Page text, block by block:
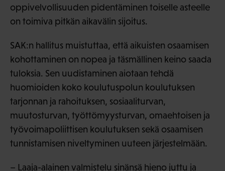
oppivelvollisuuden pidentäminen toiselle asteelle
on toimiva pitkän aikavälin sijoitus.
SAK:n hallitus muistuttaa, että aikuisten osaamisen
kohottaminen on nopea ja täsmällinen keino saada
tuloksia. Sen uudistaminen aiotaan tehdä
huomioiden koko koulutuspolun koulutuksen
tarjonnan ja rahoituksen, sosiaaliturvan,
muutosturvan, työttömyysturvan, omaehtoisen ja
työvoimapoliittisen koulutuksen sekä osaamisen
tunnistamisen niveltyminen uuteen järjestelmään.
– Laaja-alainen valmistelu sinänsä hieno juttu ja